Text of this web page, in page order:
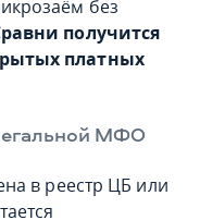
без
получится
платных
МФО
в реестр ЦБ или